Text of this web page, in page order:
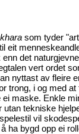
som tyder
eit
det
vert ordet
nyttast av fleire
trong, i og med
ei maske. Enkle
tekniske
vil
ha bygd opp ei